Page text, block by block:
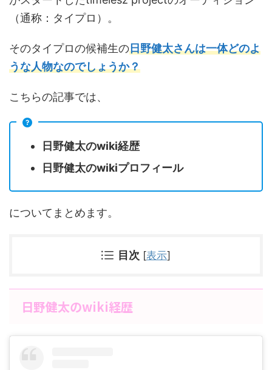
（通称：タイプロ）。
そのタイプロの候補生の日野健太さんは一体どのよ
うな人物なのでしょうか？
こちらの記事では、
日野健太のwiki経歴
日野健太のwikiプロフィール
についてまとめます。
目次 [表示]
日野健太のwiki経歴